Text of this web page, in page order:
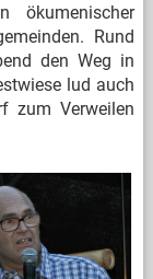
Rund
den Weg in
lud auch
zum Verweilen